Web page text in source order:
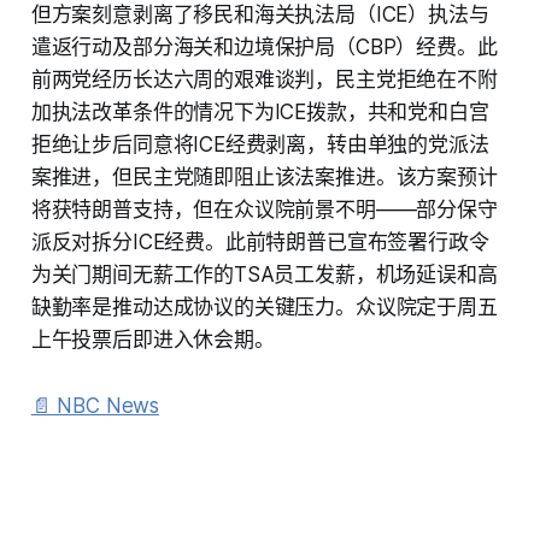
但方案刻意剥离了移民和海关执法局（ICE）执法与
遣返行动及部分海关和边境保护局（CBP）经费。此
前两党经历长达六周的艰难谈判，民主党拒绝在不附
加执法改革条件的情况下为ICE拨款，共和党和白宫
拒绝让步后同意将ICE经费剥离，转由单独的党派法
案推进，但民主党随即阻止该法案推进。该方案预计
将获特朗普支持，但在众议院前景不明——部分保守
派反对拆分ICE经费。此前特朗普已宣布签署行政令
为关门期间无薪工作的TSA员工发薪，机场延误和高
缺勤率是推动达成协议的关键压力。众议院定于周五
上午投票后即进入休会期。
📄 NBC News